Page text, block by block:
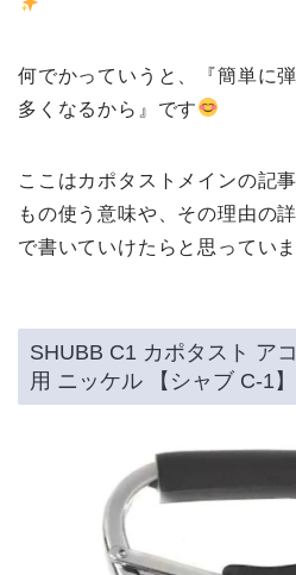
何でかっていうと、『簡単に
多くなるから』です
ここはカポタストメインの記
もの使う意味や、その理由の
で書いていけたらと思ってい
SHUBB C1 カポタスト ア
用 ニッケル 【シャブ C-1】